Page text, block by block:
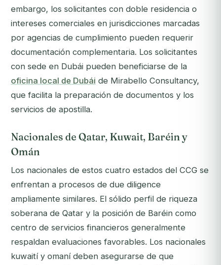
embargo, los solicitantes con doble residencia o
intereses comerciales en jurisdicciones marcadas
por agencias de cumplimiento pueden requerir
documentación complementaria. Los solicitantes
con sede en Dubái pueden beneficiarse de la
oficina local de Dubái de Mirabello Consultancy,
que facilita la preparación de documentos y los
servicios de apostilla.
Nacionales de Qatar, Kuwait, Baréin y
Omán
Los nacionales de estos cuatro estados del CCG se
enfrentan a procesos de due diligence
ampliamente similares. El sólido perfil de riqueza
soberana de Qatar y la posición de Baréin como
centro de servicios financieros generalmente
respaldan evaluaciones favorables. Los nacionales
kuwaití y omaní deben asegurarse de que